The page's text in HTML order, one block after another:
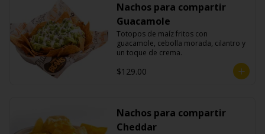
Nachos para compartir
Guacamole
Totopos de maíz fritos con
guacamole, cebolla morada, cilantro y
un toque de crema.
$129.00
Nachos para compartir
Cheddar